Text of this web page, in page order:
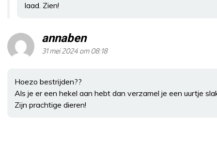
Iaad. Zien!
annaben
31 mei 2024 om 08:18
Hoezo bestrijden??
Als je er een hekel aan hebt dan verzamel je een uurtje
Zijn prachtige dieren!